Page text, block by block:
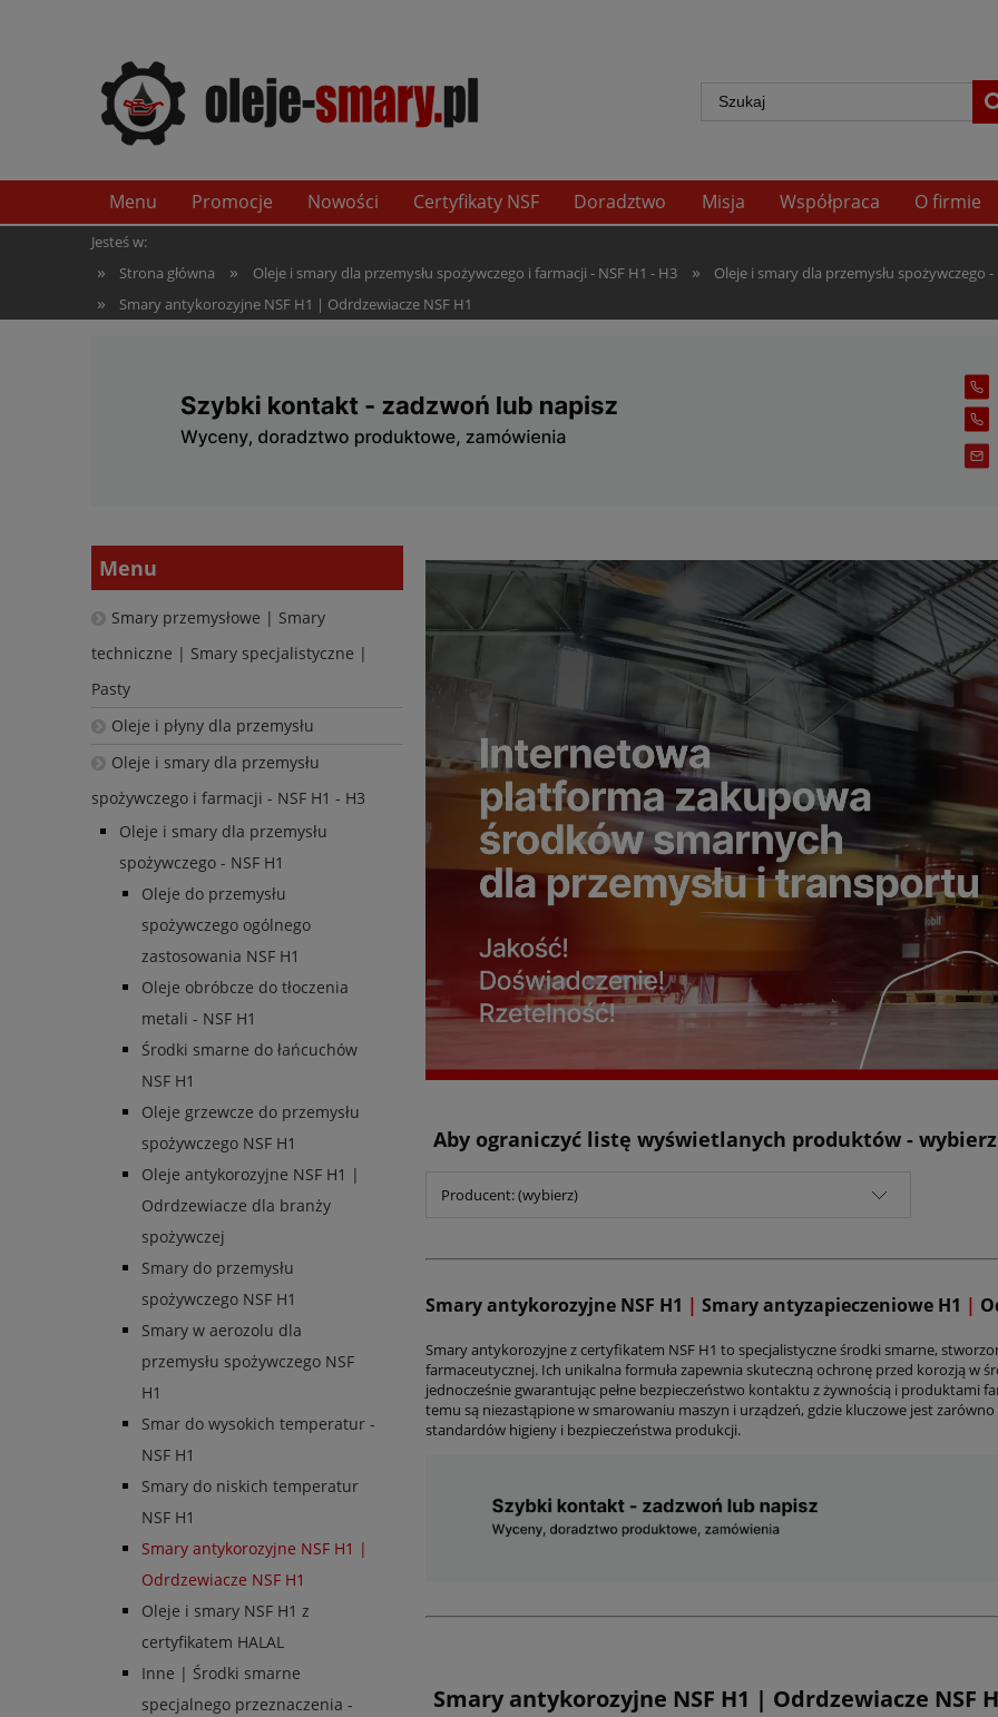
Menu Promocje Nowości Certyfikaty NSF Doradztwo Misja Współpraca O firmie
Jesteś w:
» Strona główna » Oleje i smary dla przemysłu spożywczego i farmacji - NSF H1 - H3 » Oleje i smary dla przemysłu spożywczego -
» Smary antykorozyjne NSF H1 | Odrdzewiacze NSF H1
Menu
Smary przemysłowe | Smary
techniczne | Smary specjalistyczne |
Pasty
Oleje i płyny dla przemysłu
Oleje i smary dla przemysłu
spożywczego i farmacji - NSF H1 - H3
Oleje i smary dla przemysłu
spożywczego - NSF H1
Oleje do przemysłu
spożywczego ogólnego
zastosowania NSF H1
Oleje obróbcze do tłoczenia
metali - NSF H1
Środki smarne do łańcuchów
NSF H1
Oleje grzewcze do przemysłu
spożywczego NSF H1
Oleje antykorozyjne NSF H1 |
Odrdzewiacze dla branży
spożywczej
Smary do przemysłu
spożywczego NSF H1
Smary w aerozolu dla
przemysłu spożywczego NSF
H1
Smar do wysokich temperatur -
NSF H1
Smary do niskich temperatur
NSF H1
Smary antykorozyjne NSF H1 |
Odrdzewiacze NSF H1
Oleje i smary NSF H1 z
certyfikatem HALAL
Inne | Środki smarne
specjalnego przeznaczenia -
Aby ograniczyć listę wyświetlanych produktów -
Producent: (wybierz)
Smary antykorozyjne NSF H1 | Smary antyzapieczeniowe H1 |
Smary antykorozyjne z certyfikatem NSF H1 to specjalistyczne środki smarne,
farmaceutycznej. Ich unikalna formuła zapewnia skuteczną ochronę przed korozją w
jednocześnie gwarantując pełne bezpieczeństwo kontaktu z żywnością i produktami
temu są niezastąpione w smarowaniu maszyn i urządzeń, gdzie kluczowe jest
standardów higieny i bezpieczeństwa produkcji.
Smary antykorozyjne NSF H1 | Odrdzewiacze NSF